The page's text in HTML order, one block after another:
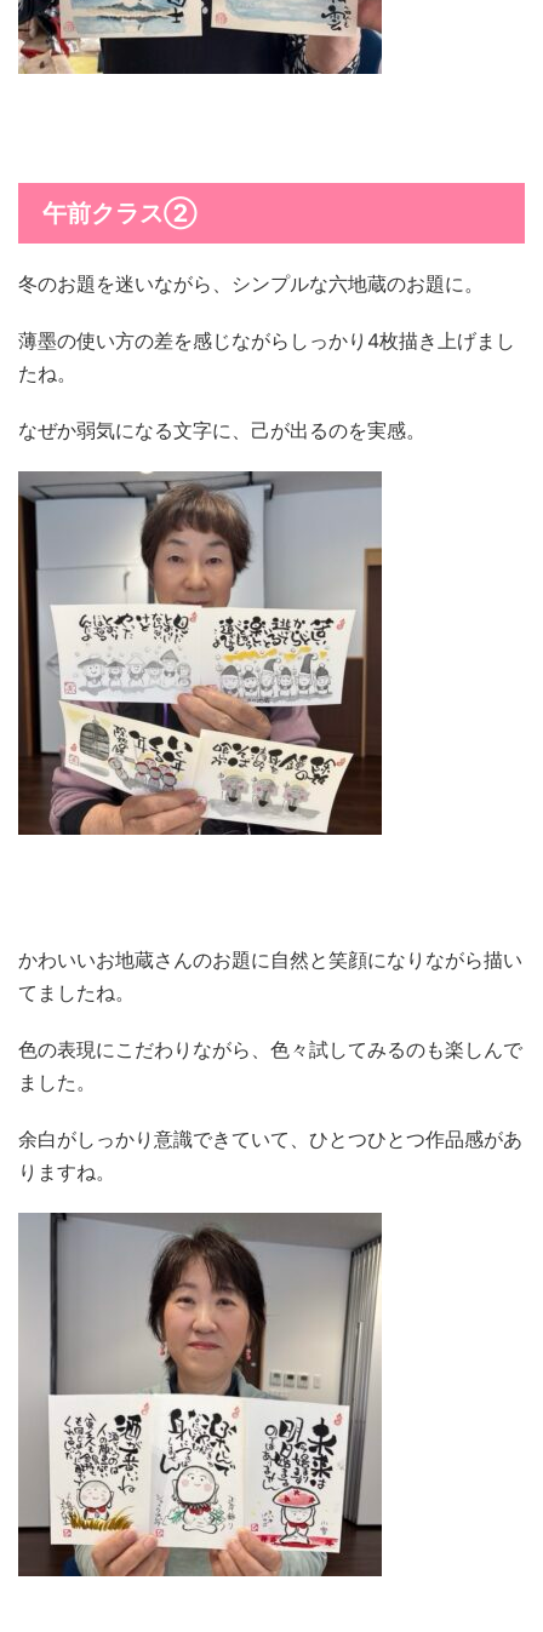
午前クラス②
冬のお題を迷いながら、シンプルな六地蔵のお題に。
薄墨の使い方の差を感じながらしっかり4枚描き上げまし
たね。
なぜか弱気になる文字に、己が出るのを実感。
かわいいお地蔵さんのお題に自然と笑顔になりながら描い
てましたね。
色の表現にこだわりながら、色々試してみるのも楽しんで
ました。
余白がしっかり意識できていて、ひとつひとつ作品感があ
りますね。